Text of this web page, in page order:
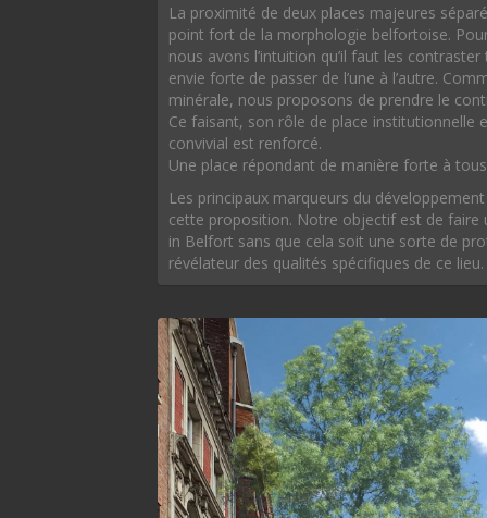
La proximité de deux places majeures
point fort de la morphologie belfortoise.
nous avons l’intuition qu’il faut les
envie forte de passer de l’une à l’autre.
minérale, nous proposons de prendre le
Ce faisant, son rôle de place institutionnelle
convivial est renforcé.
Une place répondant de manière forte à
Les principaux marqueurs du
cette proposition. Notre objectif est de faire
in Belfort sans que cela soit une sorte de
révélateur des qualités spécifiques de ce lieu.